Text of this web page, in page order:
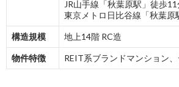
JR山手線「秋葉原駅」徒歩
東京メトロ日比谷線「秋葉原
構造規模 地上14階 RC造
物件特徴 REIT系ブランドマンション